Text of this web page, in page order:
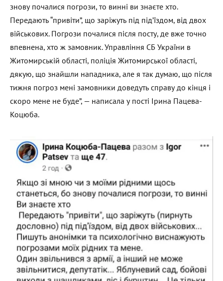
знову почалися погрози, то винні ви знаєте хто.
Передають “привіти”, що заріжуть під під’їздом, від двох
військових. Погрози почалися після посту, де вже точно
впевнена, хто ж замовник. Управління СБ України в
Житомирській області, поліція Житомирської області,
дякую, що знайшли нападника, але я так думаю, що після
тижня погроз мені замовники доведуть справу до кінця і
скоро мене не буде”, — написала у пості Ірина Пацева-
Коцюба.